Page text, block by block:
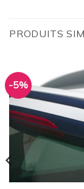
PRODUITS
-5%